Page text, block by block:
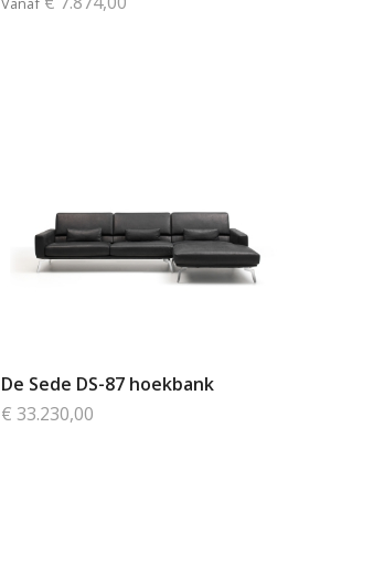
De Sede DS-87 hoekbank
€ 33.230,00